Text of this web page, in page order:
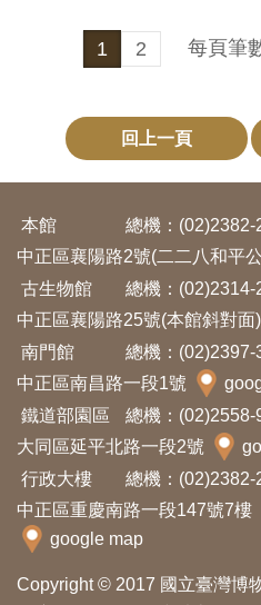
1 2 每頁筆
回上一頁
本館 總機：(02)2382-
中正區襄陽路2號(二二八和平
古生物館
總機：(02)2314-
中正區襄陽路25號(本館斜對面)
南門館
總機：(02)2397-
中正區南昌路一段1號
鐵道部園區
總機：(02)2558-
大同區延平北路一段2號
行政大樓
總機：(02)2382-
中正區重慶南路一段147號7
google map
Copyright © 2017 國立臺灣博